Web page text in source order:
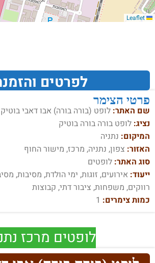
לפרטים
פרטי הצימר
שם האתר: לופט (בורה בורה) אבו דאבי
נציג: לופט בורה בורה בוטיק
המיקום: נתניה
האזור: צפון, נתניה, מרכז, מישור החוף
סוג האתר: לופטים
ייעוד: אירועים, זוגות, ימי הולדת, מסיבות,
רווקים, משפחות, ציבור דתי, קבוצות
כמות צימרים: 1
לופטים מרכז